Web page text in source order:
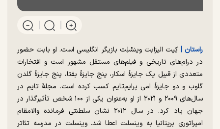
راستان | کِیت الیزابت وینسْلِت بازیگر انگلیسی است. او بابت حضور
در درام‌های تاریخی و فیلم‌های مستقل مشهور است و افتخارات
متعددی از قبیل یک جایزهٔ اسکار، پنج جایزهٔ بفتا، پنج جایزهٔ گلدن
گلوب و دو جایزهٔ امی پرایم‌تایم کسب کرده است. مجلهٔ تایم در
سال‌های ۲۰۰۹ و ۲۰۲۱ از او به‌عنوان یکی از ۱۰۰ شخص تأثیرگذار در
جهان یاد کرد. در سال ۲۰۱۲ نشان سلطنتی فرمانده والامقام
امپراتوری بریتانیا به وینسلت اعطا شد. وینسلت در مدرسه تئاتر